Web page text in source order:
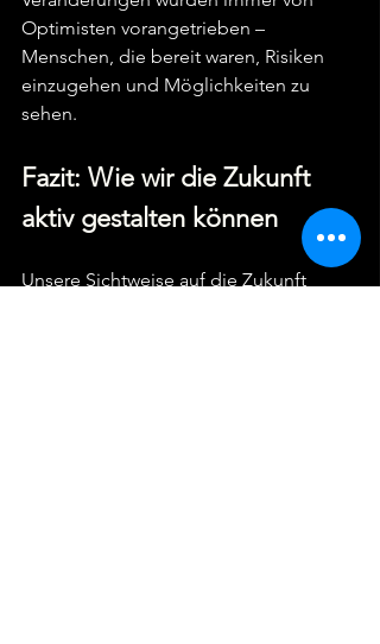
Optimisten vorangetrieben –
Menschen, die bereit waren, Risiken
einzugehen und Möglichkeiten zu
sehen.
Fazit: Wie wir die Zukunft
aktiv gestalten können
Unsere Sichtweise auf die Zukunft